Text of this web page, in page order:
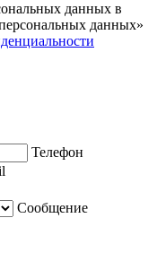
данных в
данных»
Телефон
Сообщение